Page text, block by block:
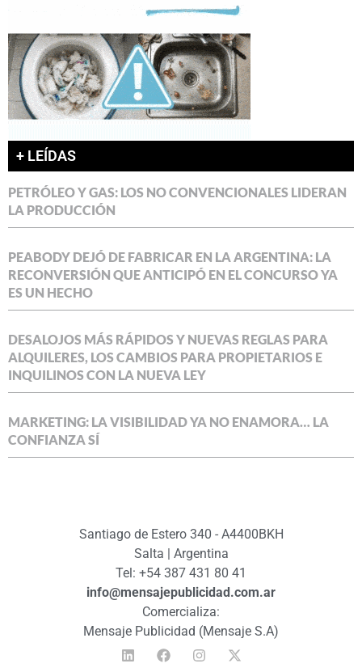
+ LEÍDAS
PETRÓLEO Y GAS: LOS NO CONVENCIONALES LIDERAN
LA PRODUCCIÓN
PEABODY DEJÓ DE FABRICAR EN LA ARGENTINA: LA
RECONVERSIÓN QUE ANTICIPÓ EN EL CONCURSO YA
ES UN HECHO
DESALOJOS MÁS RÁPIDOS Y NUEVAS REGLAS PARA
ALQUILERES, LOS CAMBIOS PARA PROPIETARIOS E
INQUILINOS CON LA NUEVA LEY
MARKETING: LA VISIBILIDAD YA NO ENAMORA… LA
CONFIANZA SÍ
Santiago de Estero 340 - A4400BKH
Salta | Argentina
Tel: +54 387 431 80 41
info@mensajepublicidad.com.ar
Comercializa:
Mensaje Publicidad (Mensaje S.A)